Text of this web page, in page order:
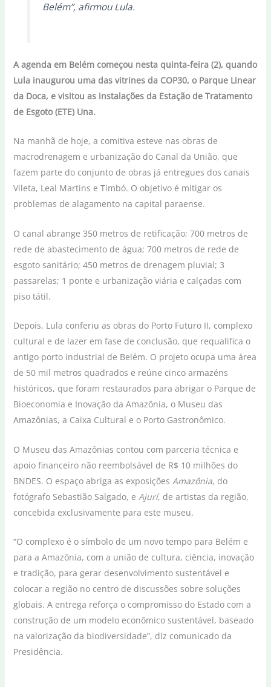
Belém”, afirmou Lula.
A agenda em Belém começou nesta quinta-feira (2), quando
Lula inaugurou uma das vitrines da COP30, o Parque Linear
da Doca, e visitou as instalações da Estação de Tratamento
de Esgoto (ETE) Una.
Na manhã de hoje, a comitiva esteve nas obras de
macrodrenagem e urbanização do Canal da União, que
fazem parte do conjunto de obras já entregues dos canais
Vileta, Leal Martins e Timbó. O objetivo é mitigar os
problemas de alagamento na capital paraense.
O canal abrange 350 metros de retificação; 700 metros de
rede de abastecimento de água; 700 metros de rede de
esgoto sanitário; 450 metros de drenagem pluvial; 3
passarelas; 1 ponte e urbanização viária e calçadas com
piso tátil.
Depois, Lula conferiu as obras do Porto Futuro II, complexo
cultural e de lazer em fase de conclusão, que requalifica o
antigo porto industrial de Belém. O projeto ocupa uma área
de 50 mil metros quadrados e reúne cinco armazéns
históricos, que foram restaurados para abrigar o Parque de
Bioeconomia e Inovação da Amazônia, o Museu das
Amazônias, a Caixa Cultural e o Porto Gastronômico.
O Museu das Amazônias contou com parceria técnica e
apoio financeiro não reembolsável de R$ 10 milhões do
BNDES. O espaço abriga as exposições Amazônia, do
fotógrafo Sebastião Salgado, e Ajurí, de artistas da região,
concebida exclusivamente para este museu.
“O complexo é o símbolo de um novo tempo para Belém e
para a Amazônia, com a união de cultura, ciência, inovação
e tradição, para gerar desenvolvimento sustentável e
colocar a região no centro de discussões sobre soluções
globais. A entrega reforça o compromisso do Estado com a
construção de um modelo econômico sustentável, baseado
na valorização da biodiversidade”, diz comunicado da
Presidência.